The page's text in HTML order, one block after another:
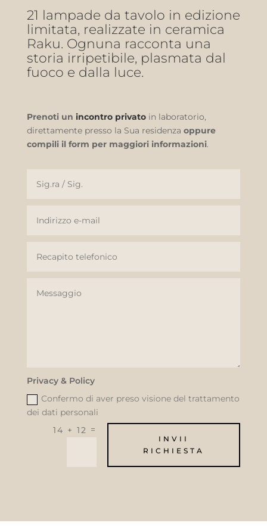
21 lampade da tavolo in edizione
limitata, realizzate in ceramica
Raku. Ognuna racconta una
storia irripetibile, plasmata dal
fuoco e dalla luce.
Prenoti un incontro privatoin laboratorio,
direttamente presso la Sua residenza oppure
compili il form per maggiori informazioni.
Privacy & Policy
Confermo di aver preso visione del trattamento
dei dati personali
14 + 12 =
INVII
RICHIESTA